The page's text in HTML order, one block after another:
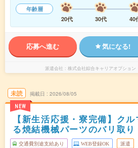
年齢層
20代
30代 40
応募へ進む 気になる!
派遣会社 株式会社綜合キャリアオプション
未読
NEW
掲載日 2026/08/05
【新生活応援・寮完備】ク
る焼結機械パーツのバリ取り
交通費別途支給あり WEB登録OK 派遣